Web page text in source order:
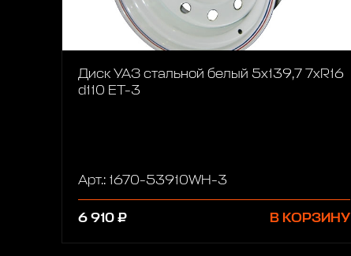
Диск УАЗ стальной белый 5x139,7 7xR16
d110 ET-3
Арт.: 1670-53910WH-3
6 910 ₽ В КОРЗИНУ